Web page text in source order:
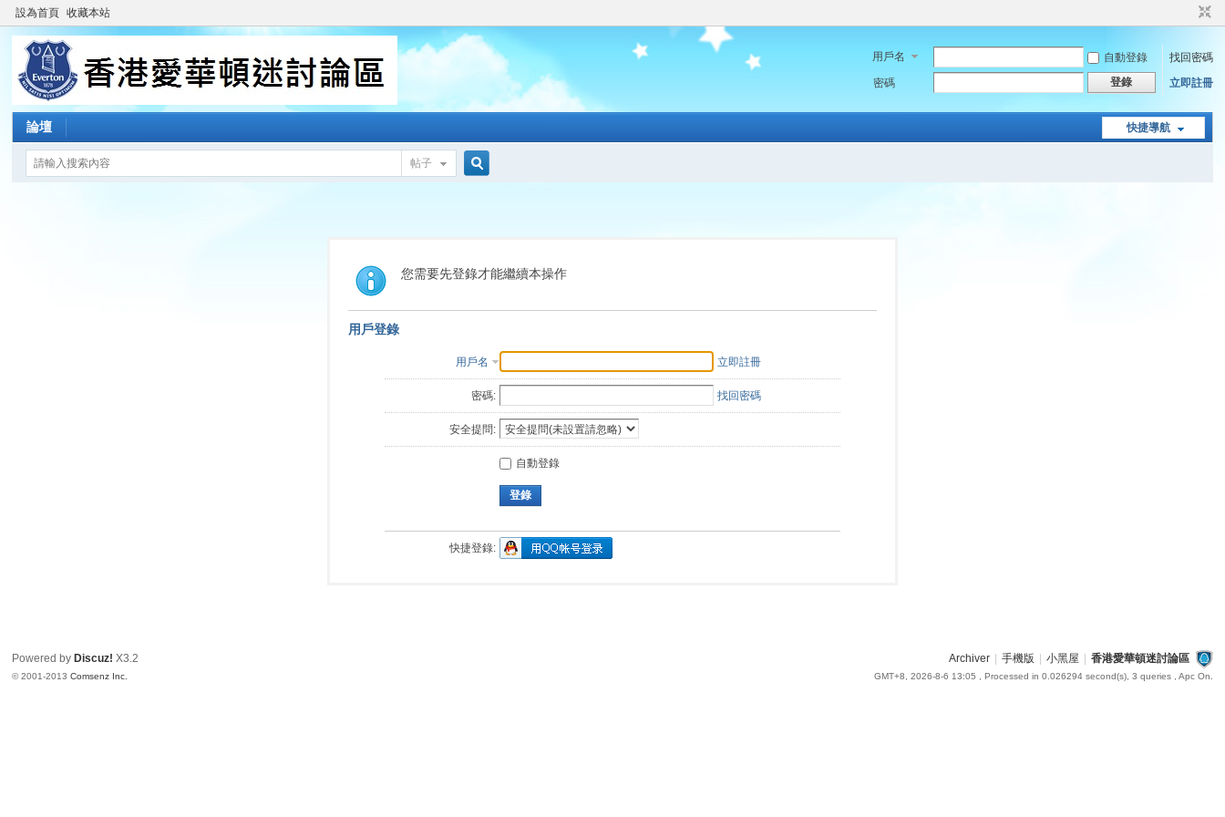
設為首頁 收藏本站
用戶名 自動登錄
找回密碼
密碼
登錄 立即註冊
快捷導航
論壇
帖子
索
您需要先登錄才能繼續本操作
用戶登錄
用戶名 立即註冊
密碼: 找回密碼
安全提問:
自動登錄
登錄
快捷登錄:
Archiver 手機版 小黑屋 香港愛華頓迷討論區
GMT+8, 2026-8-6 13:05 , Processed in 0.026294 second(s), 3 queries , Apc On.
Powered by Discuz! X3.2
© 2001-2013Comsenz Inc.